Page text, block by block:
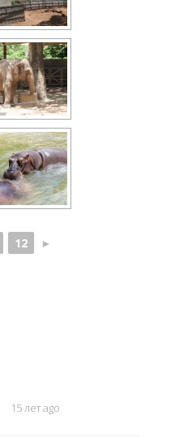
12 ►
15 лет ago